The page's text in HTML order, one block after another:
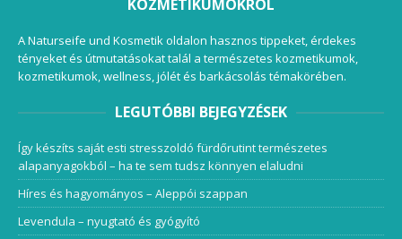
KOZMETIKUMOKRÓL
A Naturseife und Kosmetik oldalon hasznos tippeket, érdekes
tényeket és útmutatásokat talál a természetes kozmetikumok,
kozmetikumok, wellness, jólét és barkácsolás témakörében.
LEGUTÓBBI BEJEGYZÉSEK
Így készíts saját esti stresszoldó fürdőrutint természetes
alapanyagokból – ha te sem tudsz könnyen elaludni
Híres és hagyományos – Aleppói szappan
Levendula – nyugtató és gyógyító